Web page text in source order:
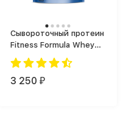
Сывороточный протеин
Fitness Formula Whey
Protein Premium
3 250 ₽